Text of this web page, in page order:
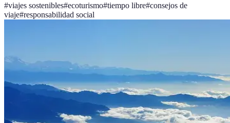
#viajes sostenibles#ecoturismo#tiempo libre#consejos de
viaje#responsabilidad social